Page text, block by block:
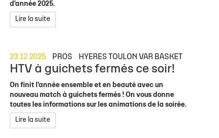
d'année 2025.
Lire la suite
23.12.2025 PROS HYERES TOULON VAR BASKET
HTV à guichets fermés ce soir!
On finit l'année ensemble et en beauté avec un
nouveau match à guichets fermés ! On vous donne
toutes les informations sur les animations de la soirée.
Lire la suite